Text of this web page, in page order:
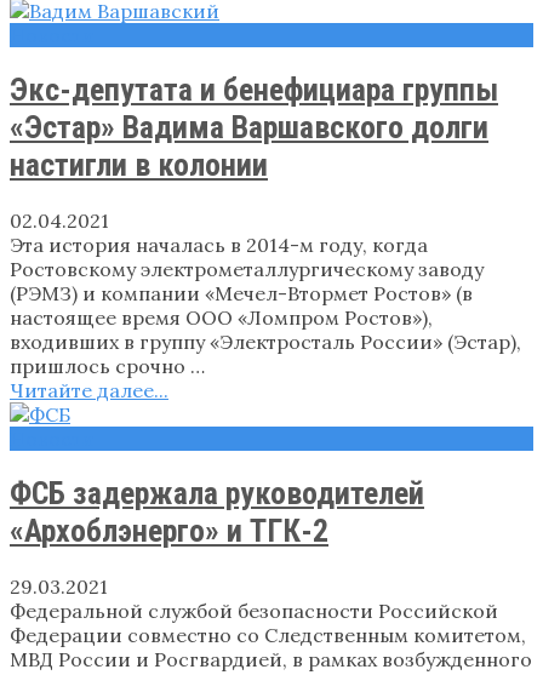
Экс-депутата и бенефициара группы
«Эстар» Вадима Варшавского долги
настигли в колонии
02.04.2021
Эта история началась в 2014-м году, когда
Ростовскому электрометаллургическому заводу
(РЭМЗ) и компании «Мечел-Втормет Ростов» (в
настоящее время ООО «Ломпром Ростов»),
входивших в группу «Электросталь России» (Эстар),
пришлось срочно …
Читайте далее...
ФСБ задержала руководителей
«Архоблэнерго» и ТГК-2
29.03.2021
Федеральной службой безопасности Российской
Федерации совместно со Следственным комитетом,
МВД России и Росгвардией, в рамках возбужденного